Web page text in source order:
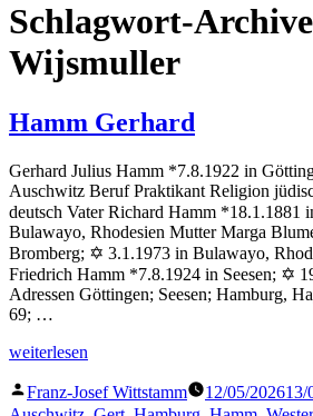
Schlagwort-
Wijsmuller
Hamm Gerhard
Gerhard Julius Hamm *7.8.1922 in
Auschwitz Beruf Praktikant Religion
deutsch Vater Richard Hamm *18.1.1881
Bulawayo, Rhodesien Mutter Marga
Bromberg; ✡ 3.1.1973 in Bulawayo,
Friedrich Hamm *7.8.1924 in Seesen; ✡
Adressen Göttingen; Seesen; Hamburg,
69; …
„Hamm
weiterlesen
Veröffentlicht
von
Franz-Josef Wittstamm 12/05/202613/